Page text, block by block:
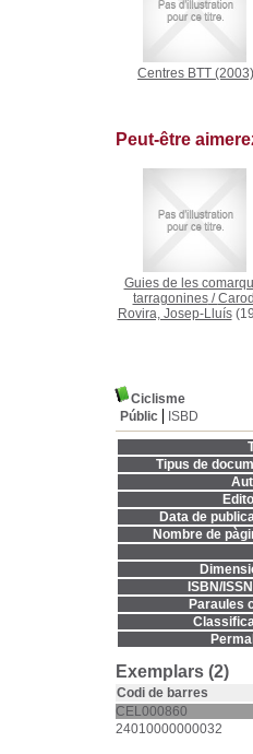
Centres BTT (2003)
Peut-être
Guies de les
tarragonines/
Rovira, Josep-Lluís
Ciclisme
Públic
ISBD
Tipus de
Data de
Nombre de
ISBN/
Paraules
Exemplars (2)
Codi de barres
CEL000860
24010000000032